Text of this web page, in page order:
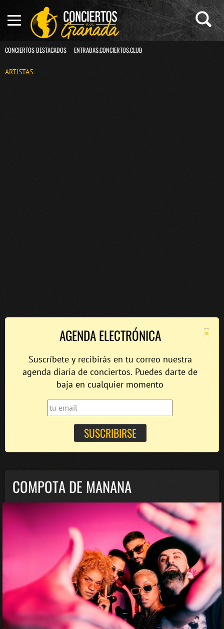
CONCIERTOS DESTACADOS ENTRADAS.CONCIERTOS.CLUB
ARTISTAS
×
AGENDA ELECTRÓNICA
Suscríbete y recibirás en tu correo nuestra
agenda diaria de conciertos. Puedes darte de
baja en cualquier momento
COMPOTA DE MANANA